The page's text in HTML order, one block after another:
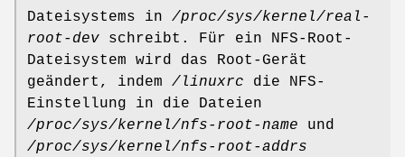
Dateisystems in /proc/sys/kernel/real-
root-dev schreibt. Für ein NFS-Root-
Dateisystem wird das Root-Gerät
geändert, indem /linuxrc die NFS-
Einstellung in die Dateien
/proc/sys/kernel/nfs-root-name und
/proc/sys/kernel/nfs-root-addrs